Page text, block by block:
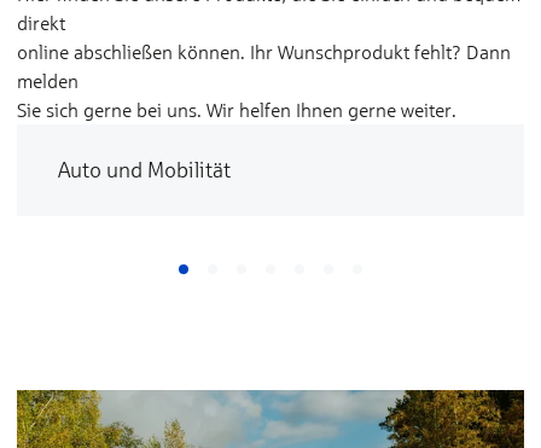
direkt
online abschließen können. Ihr Wunschprodukt fehlt? Dann
melden
Sie sich gerne bei uns. Wir helfen Ihnen gerne weiter.
Auto und Mobilität